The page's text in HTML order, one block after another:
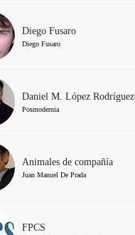
Diego Fusaro
Diego Fusaro
Daniel M. López Rodríguez
Posmodernia
Animales de compañía
Juan Manuel De Prada
FPCS